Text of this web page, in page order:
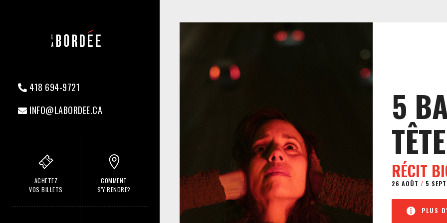
418 694-9721
INFO@LABORDEE.CA
ACHETEZ
VOS BILLETS
COMMENT
S'Y RENDRE?
5
TÊTE
RÉCIT
26 AOÛT / 5
PLUS